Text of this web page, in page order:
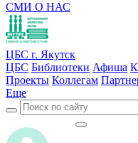
СМИ О НАС
ЦБС г. Якутск
ЦБС Библиотеки Афиша
Проекты Коллегам
Еще